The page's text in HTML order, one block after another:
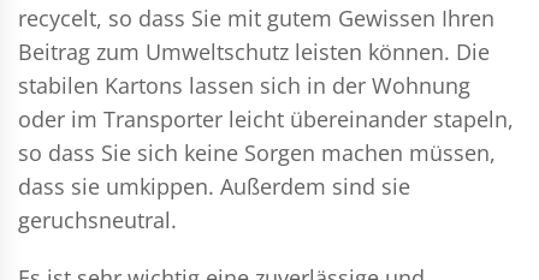
recycelt, so dass Sie mit gutem Gewissen Ihren
Beitrag zum Umweltschutz leisten können. Die
stabilen Kartons lassen sich in der Wohnung
oder im Transporter leicht übereinander stapeln,
so dass Sie sich keine Sorgen machen müssen,
dass sie umkippen. Außerdem sind sie
geruchsneutral.